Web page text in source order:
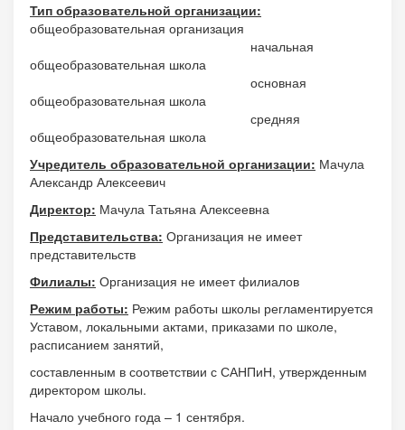
Тип образовательной организации:
общеобразовательная организация
начальная
общеобразовательная школа
основная
общеобразовательная школа
средняя
общеобразовательная школа
Учредитель образовательной организации: Мачула
Александр Алексеевич
Директор: Мачула Татьяна Алексеевна
Представительства: Организация не имеет
представительств
Филиалы: Организация не имеет филиалов
Режим работы: Режим работы школы регламентируется
Уставом, локальными актами, приказами по школе,
расписанием занятий,
составленным в соответствии с САНПиН, утвержденным
директором школы.
Начало учебного года – 1 сентября.